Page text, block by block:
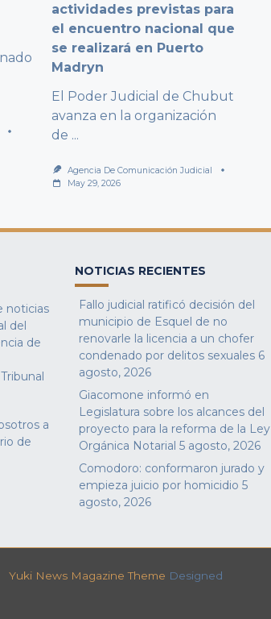
actividades previstas para
el encuentro nacional que
se realizará en Puerto
Madryn
El Poder Judicial de Chubut
avanza en la organización
de ...
Agencia De Comunicación Judicial
May 29, 2026
noticias
del
de
a
de
NOTICIAS RECIENTES
Fallo judicial ratificó decisión del
municipio de Esquel de no
renovarle la licencia a un chofer
condenado por delitos sexuales 6
agosto, 2026
Giacomone informó en
Legislatura sobre los alcances del
proyecto para la reforma de la Ley
Orgánica Notarial 5 agosto, 2026
Comodoro: conformaron jurado y
empieza juicio por homicidio 5
agosto, 2026
Yuki News Magazine Theme Designed